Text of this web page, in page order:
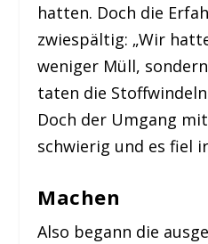
hatten. Doch die
zwiespältig: „Wir
weniger Müll,
taten die
Doch der Umgang
schwierig und es fiel
Machen
Also begann die